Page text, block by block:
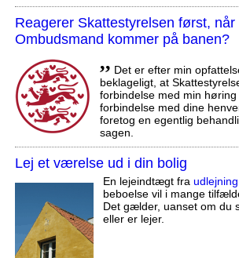
Reagerer Skattestyrelsen først,
Ombudsmand kommer på banen?
,, Det er efter min
beklageligt, at
forbindelse med min
forbindelse med dine
foretog en egentlig
sagen.
Lej et værelse ud i din bolig
En lejeindtægt fra
beboelse vil i mange
Det gælder, uanset om du
eller er lejer.